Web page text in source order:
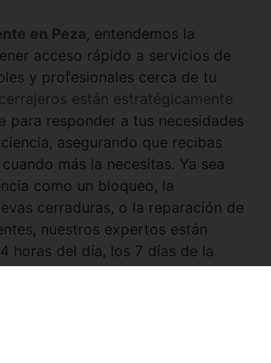
en Peza , entendemos la
acceso rápido a servicios de
y profesionales cerca de tu
están estratégicamente
para responder a tus necesidades
asegurando que recibas
más la necesitas. Ya sea
como un bloqueo, la
cerraduras, o la reparación de
nuestros expertos están
horas del día, los 7 días de la
Urgente, tienes la tranquilidad